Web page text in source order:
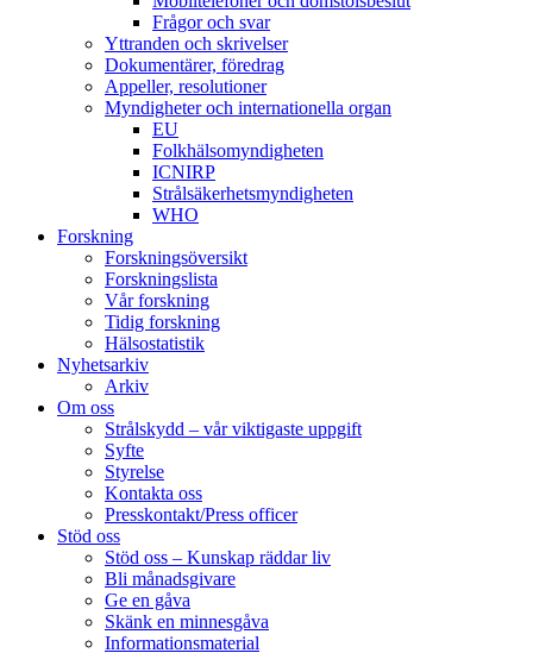
Frågor och svar
Yttranden och skrivelser
Dokumentärer, föredrag
Appeller, resolutioner
Myndigheter och internationella organ
EU
Folkhälsomyndigheten
ICNIRP
Strålsäkerhetsmyndigheten
WHO
Forskning
Forskningsöversikt
Forskningslista
Vår forskning
Tidig forskning
Hälsostatistik
Nyhetsarkiv
Arkiv
Om oss
Strålskydd – vår viktigaste uppgift
Syfte
Styrelse
Kontakta oss
Presskontakt/Press officer
Stöd oss
Stöd oss – Kunskap räddar liv
Bli månadsgivare
Ge en gåva
Skänk en minnesgåva
Informationsmaterial